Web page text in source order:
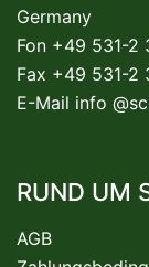
Germany
Fon +49 531-2
Fax +49 531-2
E-Mail info
RUND UM
AGB